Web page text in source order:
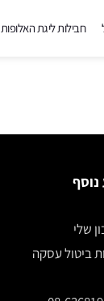
חבילות ליגת האלופות
נוסף
שלי
ביטול עסקה